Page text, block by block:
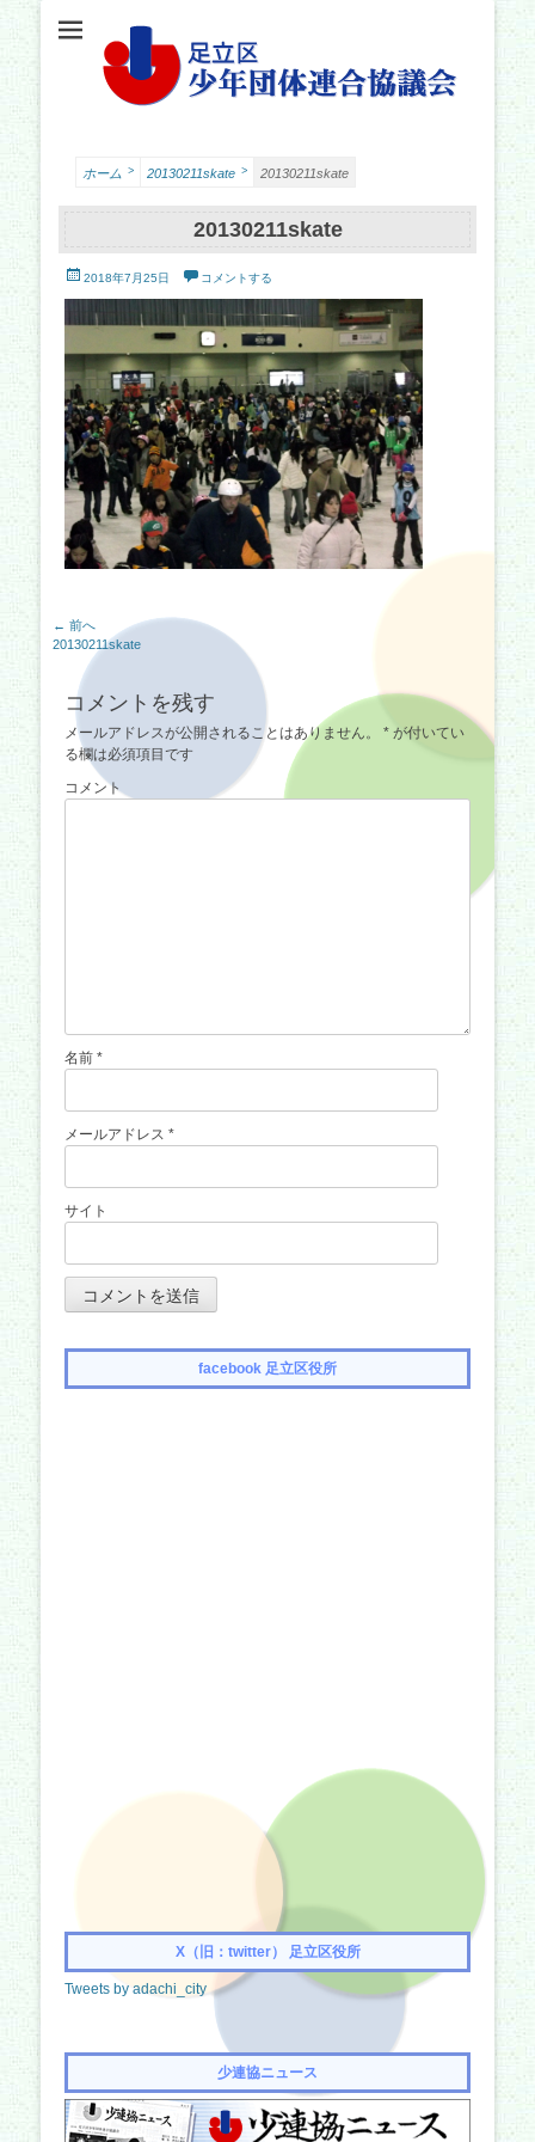
足立区少年団体連
合協議会
足立少年団体連合協議会（少連協）は、地域の力と行政をつなぐ役割を担い、足立
区の子どもたちの健やかな成長を願い、活動しています。
ホーム > 20130211skate > 20130211skate
20130211skate
投
2018年7月25日 コメントする
投
稿
ビ
ゲ
シ
← 前へ
前
20130211skate
コメントを残す
メールアドレスが公開されることはありません。 * が付いてい
る欄は必須項目です
コメント
名前 *
メールアドレス *
サイト
facebook 足立区役所
X（旧：twitter） 足立区役所
Tweets by adachi_city
少連協ニュース